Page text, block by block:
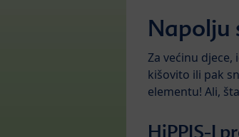
Napolju
Za većinu
kišovito ili pak
elementu! Ali,
HiPPIS-I